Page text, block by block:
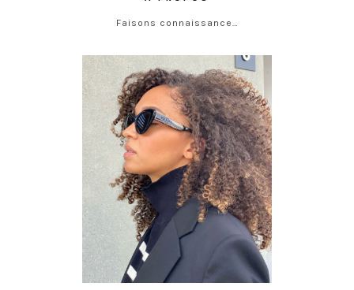
Faisons connaissance…